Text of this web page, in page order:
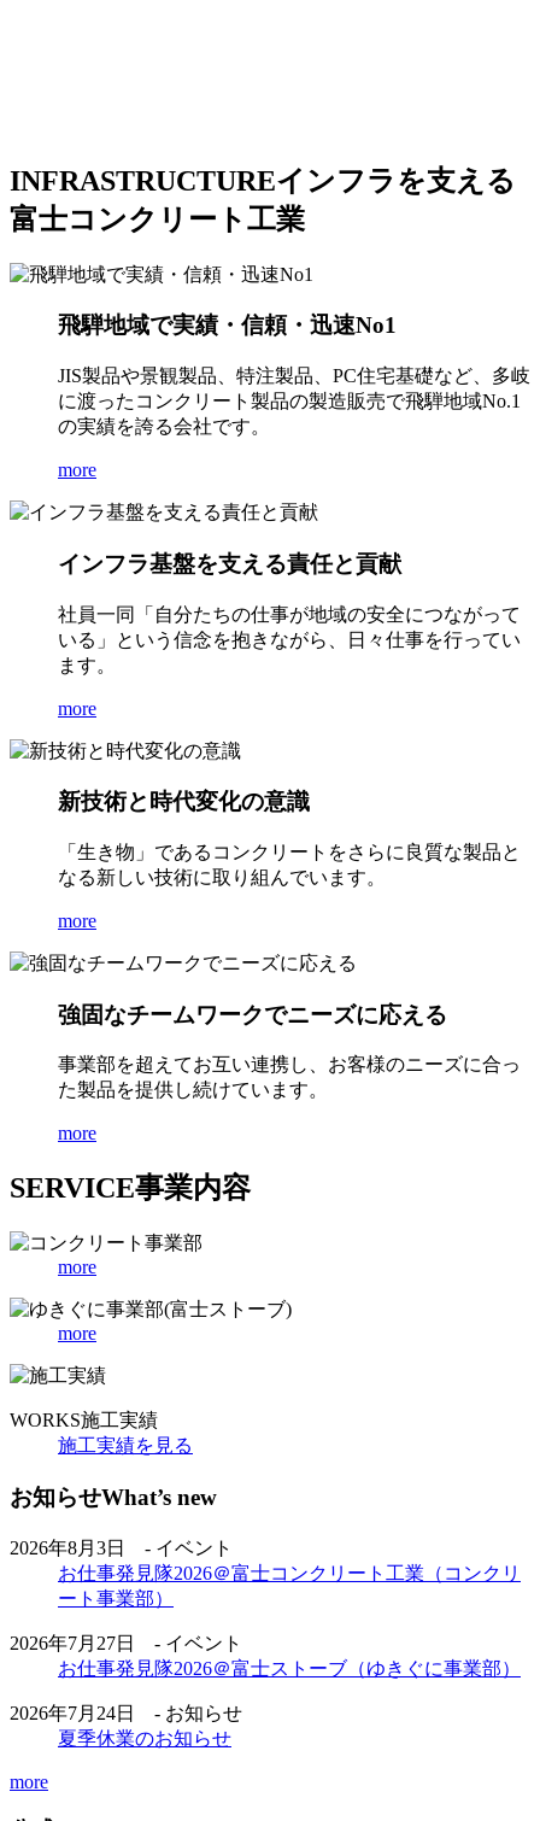
INFRASTRUCTUREインフラを支える
富士コンクリート工業
飛騨地域で実績・信頼・迅速No1
JIS製品や景観製品、特注製品、PC住宅基礎など、多岐
に渡ったコンクリート製品の製造販売で飛騨地域No.1
の実績を誇る会社です。
more
インフラ基盤を支える責任と貢献
社員一同「自分たちの仕事が地域の安全につながって
いる」という信念を抱きながら、日々仕事を行ってい
ます。
more
新技術と時代変化の意識
「生き物」であるコンクリートをさらに良質な製品と
なる新しい技術に取り組んでいます。
more
強固なチームワークでニーズに応える
事業部を超えてお互い連携し、お客様のニーズに合っ
た製品を提供し続けています。
more
SERVICE事業内容
more
more
WORKS施工実績
施工実績を見る
お知らせWhat’s new
2026年8月3日 - イベント
お仕事発見隊2026＠富士コンクリート工業（コンクリ
ート事業部）
2026年7月27日 - イベント
お仕事発見隊2026＠富士ストーブ（ゆきぐに事業部）
2026年7月24日 - お知らせ
夏季休業のお知らせ
more